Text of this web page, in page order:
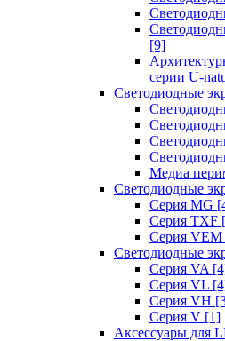
[9]
серии U-
Светодиодные
Медиа
Светодиодные
Серия MG
Серия TXF
Серия VEM
Светодиодные
Серия VA
Серия VL
Серия VH
Серия V [1]
Аксессуары для